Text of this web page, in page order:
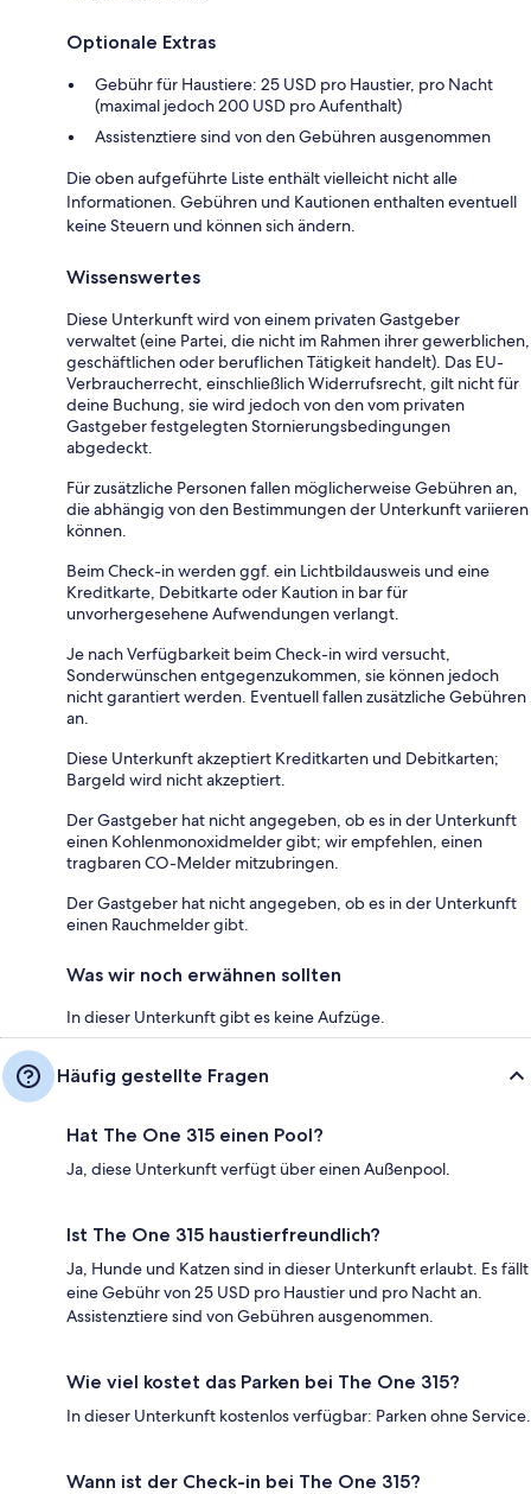
Optionale Extras
Gebühr für Haustiere: 25 USD pro Haustier, pro Nacht
(maximal jedoch 200 USD pro Aufenthalt)
Assistenztiere sind von den Gebühren ausgenommen
Die oben aufgeführte Liste enthält vielleicht nicht alle
Informationen. Gebühren und Kautionen enthalten eventuell
keine Steuern und können sich ändern.
Wissenswertes
Diese Unterkunft wird von einem privaten Gastgeber
verwaltet (eine Partei, die nicht im Rahmen ihrer gewerblichen,
geschäftlichen oder beruflichen Tätigkeit handelt). Das EU-
Verbraucherrecht, einschließlich Widerrufsrecht, gilt nicht für
deine Buchung, sie wird jedoch von den vom privaten
Gastgeber festgelegten Stornierungsbedingungen
abgedeckt.
Für zusätzliche Personen fallen möglicherweise Gebühren an,
die abhängig von den Bestimmungen der Unterkunft variieren
können.
Beim Check-in werden ggf. ein Lichtbildausweis und eine
Kreditkarte, Debitkarte oder Kaution in bar für
unvorhergesehene Aufwendungen verlangt.
Je nach Verfügbarkeit beim Check-in wird versucht,
Sonderwünschen entgegenzukommen, sie können jedoch
nicht garantiert werden. Eventuell fallen zusätzliche Gebühren
an.
Diese Unterkunft akzeptiert Kreditkarten und Debitkarten;
Bargeld wird nicht akzeptiert.
Der Gastgeber hat nicht angegeben, ob es in der Unterkunft
einen Kohlenmonoxidmelder gibt; wir empfehlen, einen
tragbaren CO-Melder mitzubringen.
Der Gastgeber hat nicht angegeben, ob es in der Unterkunft
einen Rauchmelder gibt.
Was wir noch erwähnen sollten
In dieser Unterkunft gibt es keine Aufzüge.
Häufig gestellte Fragen
Hat The One 315 einen Pool?
Ja, diese Unterkunft verfügt über einen Außenpool.
Ist The One 315 haustierfreundlich?
Ja, Hunde und Katzen sind in dieser Unterkunft erlaubt. Es fällt
eine Gebühr von 25 USD pro Haustier und pro Nacht an.
Assistenztiere sind von Gebühren ausgenommen.
Wie viel kostet das Parken bei The One 315?
In dieser Unterkunft kostenlos verfügbar: Parken ohne Service.
Wann ist der Check-in bei The One 315?